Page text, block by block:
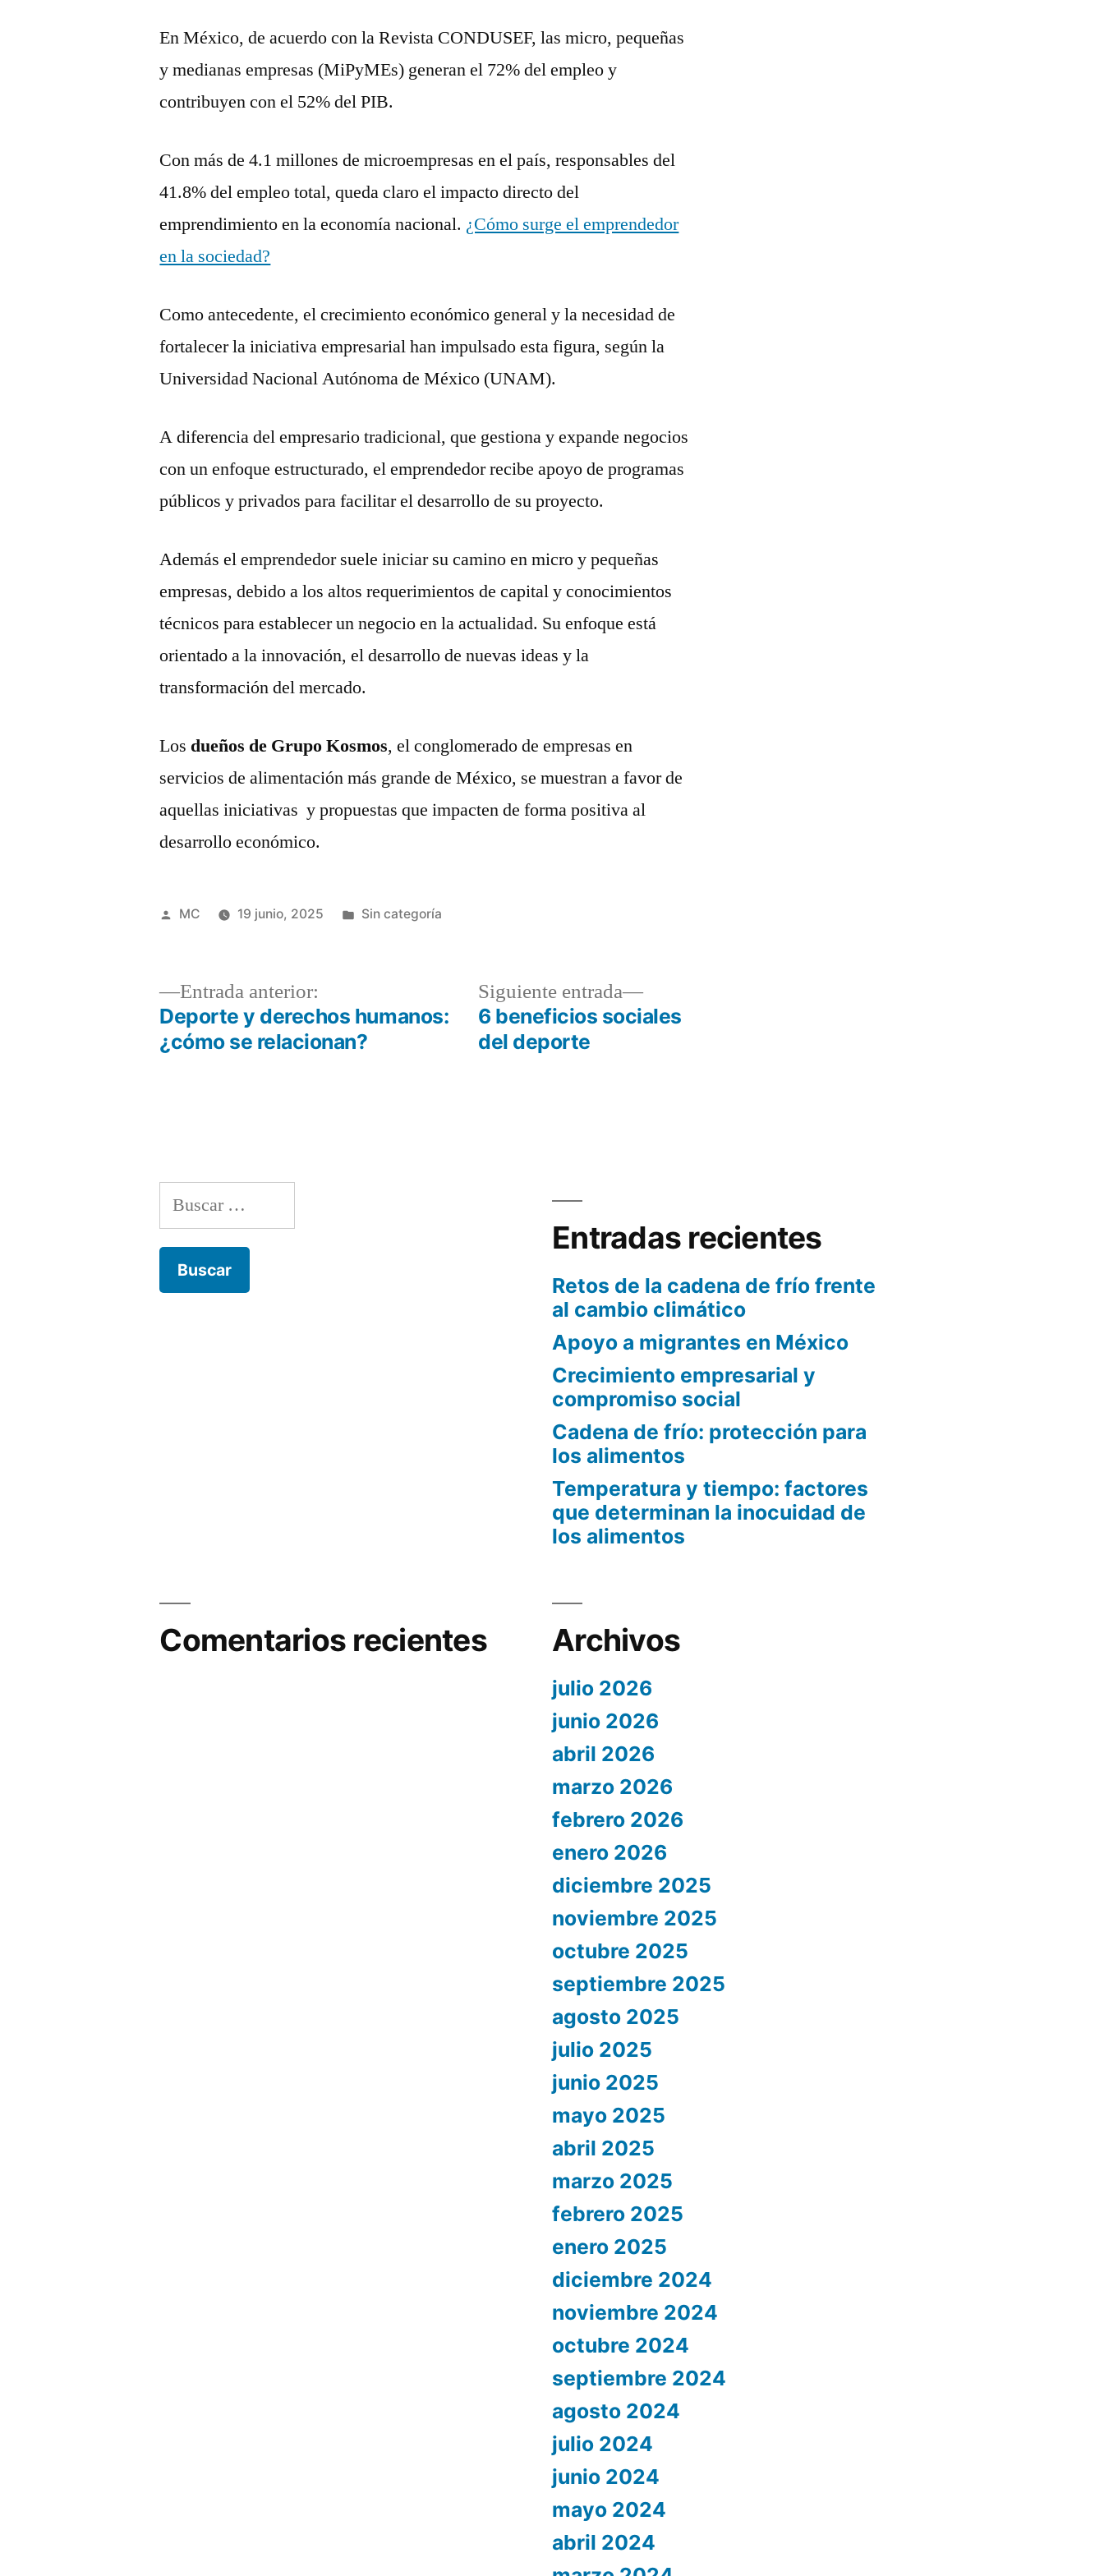
En México, de acuerdo con la Revista CONDUSEF, las micro, pequeñas
y medianas empresas (MiPyMEs) generan el 72% del empleo y
contribuyen con el 52% del PIB.
Con más de 4.1 millones de microempresas en el país, responsables del
41.8% del empleo total, queda claro el impacto directo del
emprendimiento en la economía nacional. ¿Cómo surge el emprendedor
en la sociedad?
Como antecedente, el crecimiento económico general y la necesidad de
fortalecer la iniciativa empresarial han impulsado esta figura, según la
Universidad Nacional Autónoma de México (UNAM).
A diferencia del empresario tradicional, que gestiona y expande negocios
con un enfoque estructurado, el emprendedor recibe apoyo de programas
públicos y privados para facilitar el desarrollo de su proyecto.
Además el emprendedor suele iniciar su camino en micro y pequeñas
empresas, debido a los altos requerimientos de capital y conocimientos
técnicos para establecer un negocio en la actualidad. Su enfoque está
orientado a la innovación, el desarrollo de nuevas ideas y la
transformación del mercado.
Los dueños de Grupo Kosmos, el conglomerado de empresas en
servicios de alimentación más grande de México, se muestran a favor de
aquellas iniciativas y propuestas que impacten de forma positiva al
desarrollo económico.
Publicado
MC 19 junio, 2025
Publicada
Sin categoría
Navegación
Entrada anterior:
anterior:
Deporte y derechos humanos:
¿cómo se relacionan?
Siguiente entrada
Siguiente
entrada:
6 beneficios sociales
del deporte
Buscar:
Entradas recientes
Retos de la cadena de frío frente
al cambio climático
Apoyo a migrantes en México
Crecimiento empresarial y
compromiso social
Cadena de frío: protección para
los alimentos
Temperatura y tiempo: factores
que determinan la inocuidad de
los alimentos
Comentarios recientes Archivos
julio 2026
junio 2026
abril 2026
marzo 2026
febrero 2026
enero 2026
diciembre 2025
noviembre 2025
octubre 2025
septiembre 2025
agosto 2025
julio 2025
junio 2025
mayo 2025
abril 2025
marzo 2025
febrero 2025
enero 2025
diciembre 2024
noviembre 2024
octubre 2024
septiembre 2024
agosto 2024
julio 2024
junio 2024
mayo 2024
abril 2024